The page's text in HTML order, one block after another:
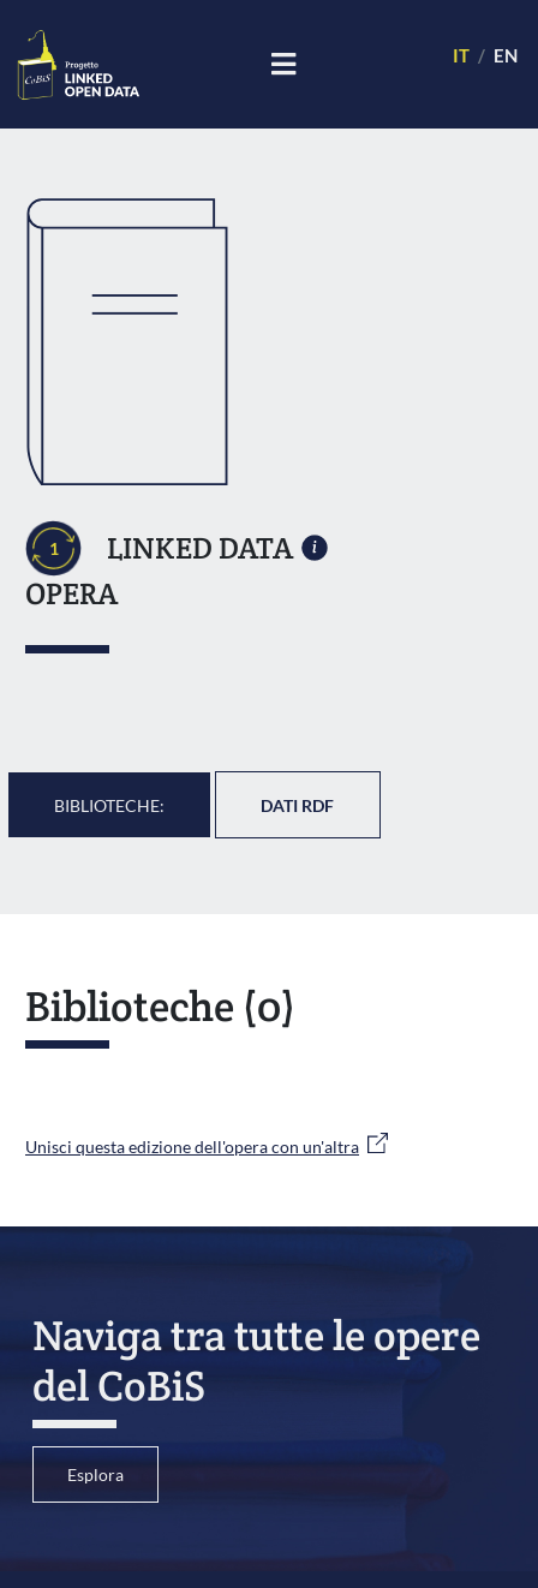
IT EN
1
LINKED DATA
OPERA
BIBLIOTECHE: DATI RDF
Biblioteche (0)
Unisci questa edizione dell'opera con un'altra
Naviga tra tutte le opere
del CoBiS
Esplora